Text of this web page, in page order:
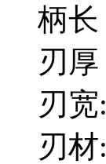
柄长
刃厚
刃宽
刃材